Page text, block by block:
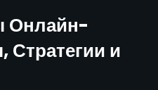
Онлайн-
Стратегии и